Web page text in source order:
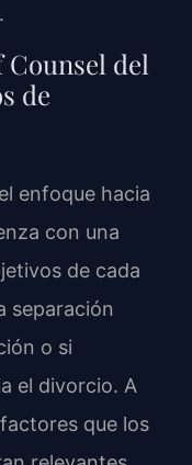
Counsel del
de
enfoque hacia
con una
de cada
separación
o si
el divorcio. A
que los